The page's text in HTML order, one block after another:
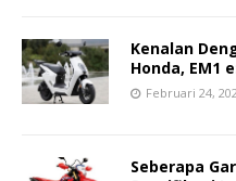
Kenalan
Honda, EM1
Februari 24,
Seberapa